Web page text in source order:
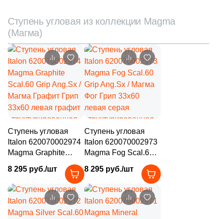
25.2x48.6 (2)
25x33.5 (
25x28.5 (51)
25.6x29.55 (4)
25.8x29.4 (2)
25.8x31.3 (3)
25.2x29.1 (2)
25.1x29 ( 5)
25x50 (2)
25x29 (59)
Ступень угловая из коллекции Magma
(Магма)
Ступень угловая
Italon 620070002974
Magma Graphite
Scal.60 Grip Ang.Sx /
Магма Графит Грип
33x60 левая графит
структурированная
под камень
8 295 руб./шт
Ступень угловая
Italon 620070002973
Magma Fog Scal.60
Grip Ang.Sx / Магма
Фог Грип 33x60
левая серая
структурированная
под камень
8 295 руб./шт